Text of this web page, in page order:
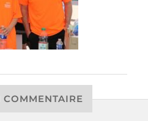
COMMENTAIRE